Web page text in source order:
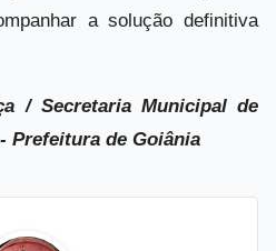
a solução definitiva
/ Secretaria Municipal de
Prefeitura de Goiânia